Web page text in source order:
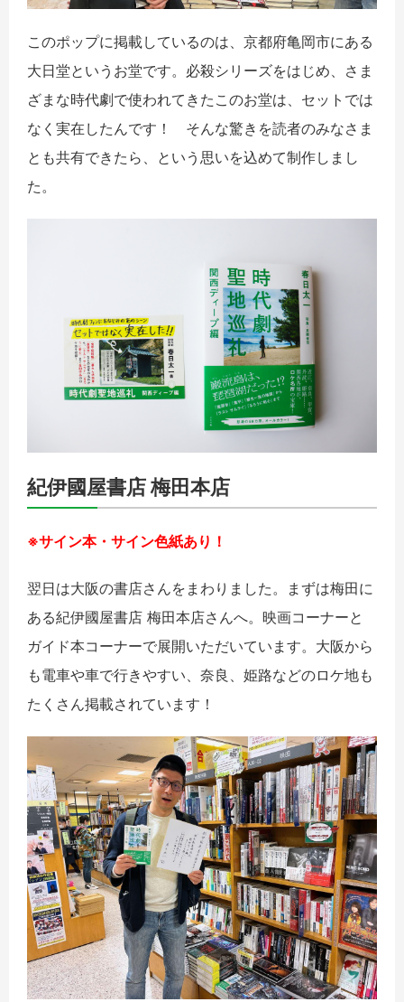
このポップに掲載しているのは、京都府亀岡市にある
大日堂というお堂です。必殺シリーズをはじめ、さま
ざまな時代劇で使われてきたこのお堂は、セットでは
なく実在したんです！ そんな驚きを読者のみなさま
とも共有できたら、という思いを込めて制作しまし
た。
紀伊國屋書店 梅田本店
※サイン本・サイン色紙あり！
翌日は大阪の書店さんをまわりました。まずは梅田に
ある紀伊國屋書店 梅田本店さんへ。映画コーナーと
ガイド本コーナーで展開いただいています。大阪から
も電車や車で行きやすい、奈良、姫路などのロケ地も
たくさん掲載されています！